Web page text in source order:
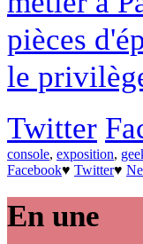
pièces
le
Twitter
console, exposition,
Facebook♥ Twitter♥
En une